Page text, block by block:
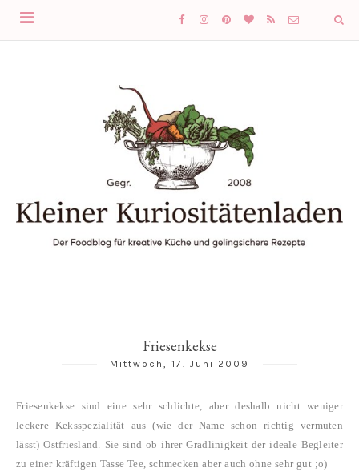
Friesenkekse
Mittwoch, 17. Juni 2009
Friesenkekse sind eine sehr schlichte, aber deshalb nicht weniger
leckere Keksspezialität aus (wie der Name schon richtig vermuten
lässt) Ostfriesland. Sie sind ob ihrer Gradlinigkeit der ideale Begleiter
zu einer kräftigen Tasse Tee, schmecken aber auch ohne sehr gut ;o)